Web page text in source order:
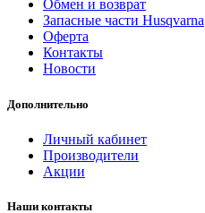
Обмен и возврат
Запасные части Husqvarna
Оферта
Контакты
Новости
Дополнительно
Личный кабинет
Производители
Акции
Наши контакты